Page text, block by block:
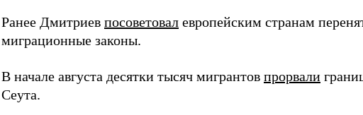
Ранее Дмитриев посоветовал европейским странам
миграционные законы.
В начале августа десятки тысяч мигрантов прорвали
Сеута.